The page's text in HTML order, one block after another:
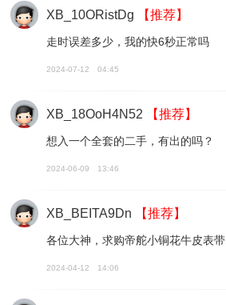
XB_10ORistDg 【推荐】
走时误差多少，我的快6秒正常吗
2024-07-12 04:45
XB_18OoH4N52 【推荐】
想入一个全套的二手，有出的吗？
2024-06-09 13:46
XB_BEITA9Dn 【推荐】
各位大神，求购帝舵小铜花牛皮表带
2024-04-12 14:06